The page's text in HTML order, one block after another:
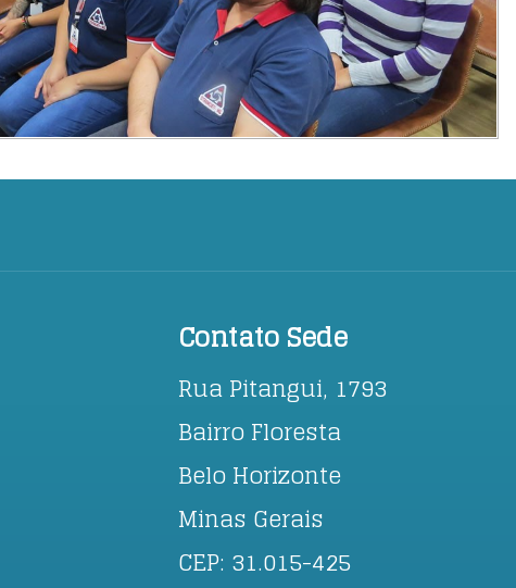
Contato Sede
Rua Pitangui, 1793
Bairro Floresta
Belo Horizonte
Minas Gerais
CEP: 31.015-425